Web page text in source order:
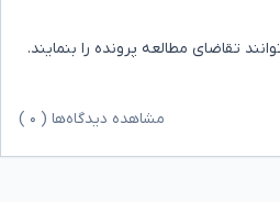
تقاضای مطالعه پرونده را بنمایند.
مشاهده دیدگاه‌ها ( ۰